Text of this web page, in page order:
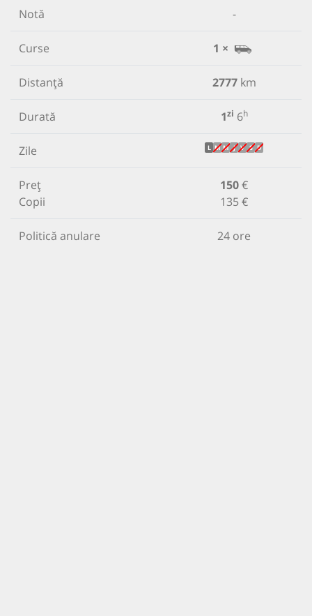
Notă -
Curse 1 ×
Distanță 2777km
Durată 1zi 6h
Zile L M M J V S D
Preț
Copii
150€
135 €
Politică anulare 24 ore